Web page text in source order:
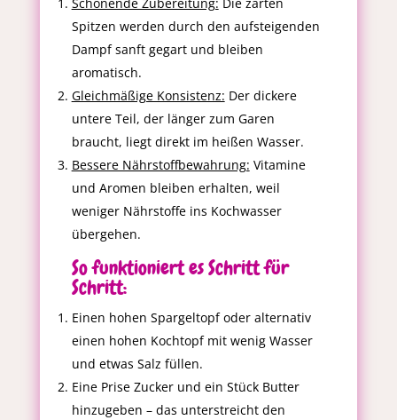
Spitzen werden durch den aufsteigenden
Dampf sanft gegart und bleiben
aromatisch.
Gleichmäßige Konsistenz: Der dickere
untere Teil, der länger zum Garen
braucht, liegt direkt im heißen Wasser.
Bessere Nährstoffbewahrung: Vitamine
und Aromen bleiben erhalten, weil
weniger Nährstoffe ins Kochwasser
übergehen.
So funktioniert es Schritt für
Schritt:
Einen hohen Spargeltopf oder alternativ
einen hohen Kochtopf mit wenig Wasser
und etwas Salz füllen.
Eine Prise Zucker und ein Stück Butter
hinzugeben – das unterstreicht den